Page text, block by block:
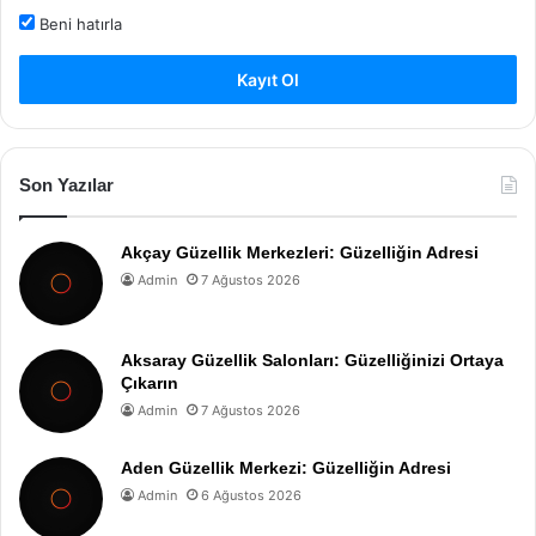
Beni hatırla
Kayıt Ol
Son Yazılar
Akçay Güzellik Merkezleri: Güzelliğin Adresi
Admin 7 Ağustos 2026
Aksaray Güzellik Salonları: Güzelliğinizi Ortaya
Çıkarın
Admin 7 Ağustos 2026
Aden Güzellik Merkezi: Güzelliğin Adresi
Admin 6 Ağustos 2026